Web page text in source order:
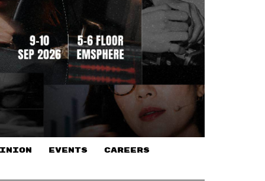
EVENTS CAREERS